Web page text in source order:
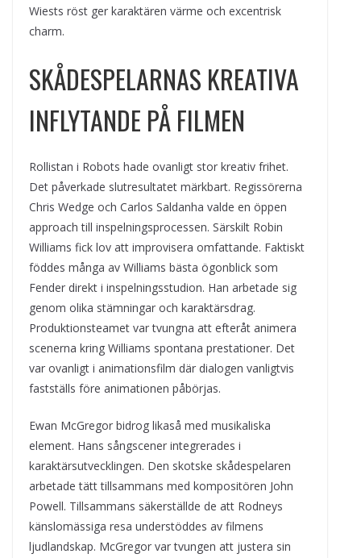
Wiests röst ger karaktären värme och excentrisk
charm.
SKÅDESPELARNAS KREATIVA
INFLYTANDE PÅ FILMEN
Rollistan i Robots hade ovanligt stor kreativ frihet.
Det påverkade slutresultatet märkbart. Regissörerna
Chris Wedge och Carlos Saldanha valde en öppen
approach till inspelningsprocessen. Särskilt Robin
Williams fick lov att improvisera omfattande. Faktiskt
föddes många av Williams bästa ögonblick som
Fender direkt i inspelningsstudion. Han arbetade sig
genom olika stämningar och karaktärsdrag.
Produktionsteamet var tvungna att efteråt animera
scenerna kring Williams spontana prestationer. Det
var ovanligt i animationsfilm där dialogen vanligtvis
fastställs före animationen påbörjas.
Ewan McGregor bidrog likaså med musikaliska
element. Hans sångscener integrerades i
karaktärsutvecklingen. Den skotske skådespelaren
arbetade tätt tillsammans med kompositören John
Powell. Tillsammans säkerställde de att Rodneys
känslomässiga resa understöddes av filmens
ljudlandskap. McGregor var tvungen att justera sin